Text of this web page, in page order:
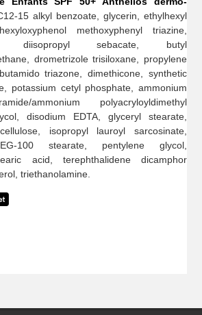
15 alkyl benzoate, glycerin, ethylhexyl
methoxyphenyl triazine,
diisopropyl sebacate, butyl
drometrizole trisiloxane, propylene
triazone, dimethicone, synthetic
potassium cetyl phosphate, ammonium
ammonium polyacryloyldimethyl
disodium EDTA, glyceryl stearate,
isopropyl lauroyl sarcosinate,
100 stearate, pentylene glycol,
acid, terephthalidene dicamphor
triethanolamine.